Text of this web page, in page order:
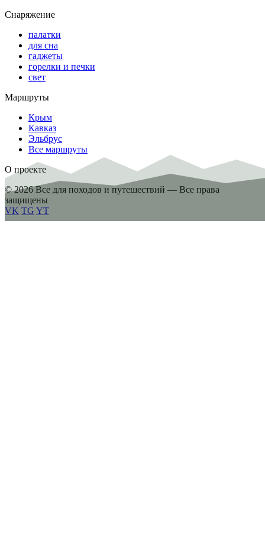
Снаряжение
палатки
для сна
гаджеты
горелки и печки
свет
Маршруты
Крым
Кавказ
Эльбрус
Все маршруты
О проекте
© 2026 Все для походов и путешествий — Все права
защищены
VK TG YT